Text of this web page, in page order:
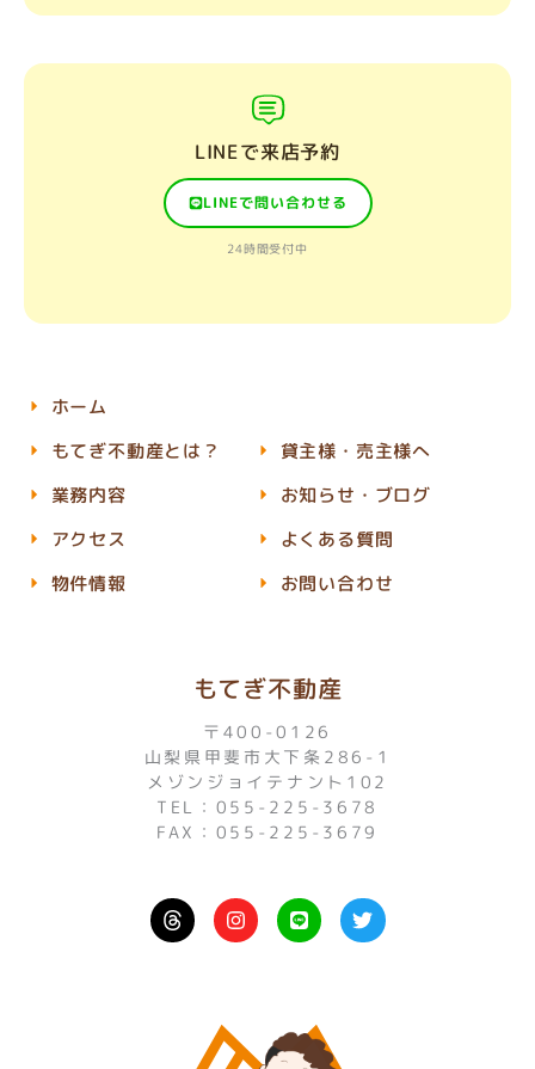
LINEで来店予約
LINEで問い合わせる
24時間受付中
もてぎ不動産
〒400-0126
山梨県甲斐市大下条286-1
メゾンジョイテナント102
TEL：055-225-3678
FAX：055-225-3679
I
n
s
r
a
L
i
n
T
w
i
ホーム
もてぎ不動産とは？
業務内容
アクセス
物件情報
貸主様・売主様へ
お知らせ・ブログ
よくある質問
お問い合わせ